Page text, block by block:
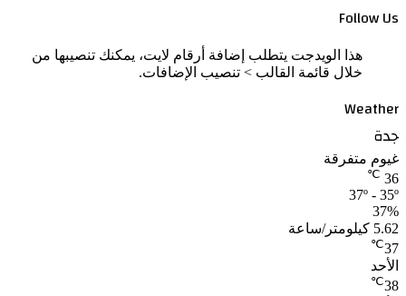
Follow Us
هذا الويدجت يتطلب إضافة أرقام لايت، يمكنك تنصيبها من
خلال قائمة القالب > تنصيب الإضافات.
Weather
جدة
غيوم متفرقة
36
℃
37º - 35º
37%
5.62 كيلومتر/ساعة
37
℃
الأحد
38
℃